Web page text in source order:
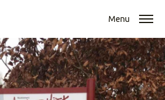
Menu